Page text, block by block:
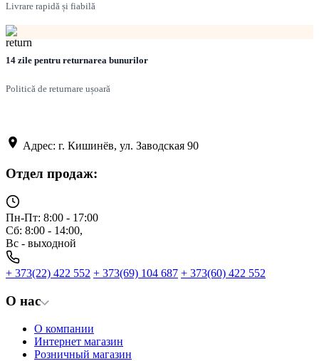
Livrare rapidă și fiabilă
14 zile pentru returnarea bunurilor
Politică de returnare ușoară
Адрес: г. Кишинёв, ул. Заводская 90
Отдел продаж:
Пн-Пт: 8:00 - 17:00
Сб: 8:00 - 14:00,
Вс - выходной
+ 373(22) 422 552 + 373(69) 104 687 + 373(60) 422 552
О нас
О компании
Интернет магазин
Розничный магазин